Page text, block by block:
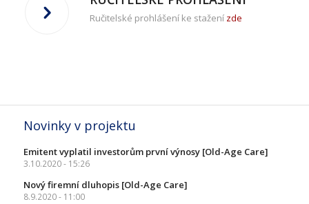
Ručitelské prohlášení ke stažení zde
Novinky v projektu
Emitent vyplatil investorům první výnosy [Old-Age Care]
3.10.2020 - 15:26
Nový firemní dluhopis [Old-Age Care]
8.9.2020 - 11:00